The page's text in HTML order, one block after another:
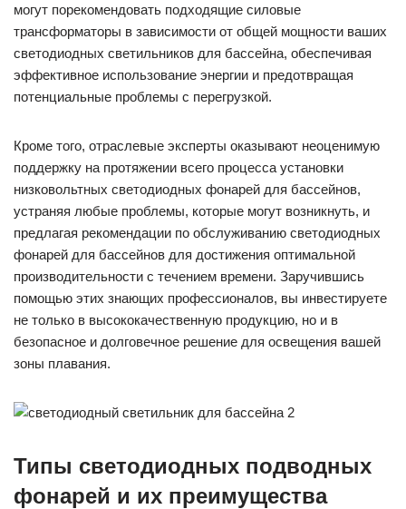
могут порекомендовать подходящие силовые
трансформаторы в зависимости от общей мощности ваших
светодиодных светильников для бассейна, обеспечивая
эффективное использование энергии и предотвращая
потенциальные проблемы с перегрузкой.
Кроме того, отраслевые эксперты оказывают неоценимую
поддержку на протяжении всего процесса установки
низковольтных светодиодных фонарей для бассейнов,
устраняя любые проблемы, которые могут возникнуть, и
предлагая рекомендации по обслуживанию светодиодных
фонарей для бассейнов для достижения оптимальной
производительности с течением времени. Заручившись
помощью этих знающих профессионалов, вы инвестируете
не только в высококачественную продукцию, но и в
безопасное и долговечное решение для освещения вашей
зоны плавания.
Типы светодиодных подводных
фонарей и их преимущества